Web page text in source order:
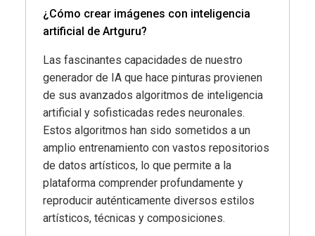
¿Cómo crear imágenes con inteligencia
artificial de Artguru?
Las fascinantes capacidades de nuestro
generador de IA que hace pinturas provienen
de sus avanzados algoritmos de inteligencia
artificial y sofisticadas redes neuronales.
Estos algoritmos han sido sometidos a un
amplio entrenamiento con vastos repositorios
de datos artísticos, lo que permite a la
plataforma comprender profundamente y
reproducir auténticamente diversos estilos
artísticos, técnicas y composiciones.